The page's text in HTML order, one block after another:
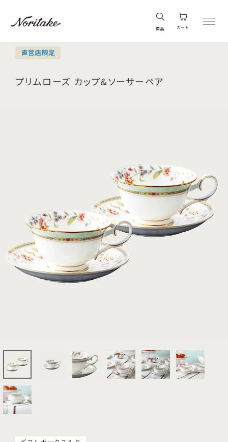
商品 カート
直営店限定
プリムローズ カップ&ソーサーペア